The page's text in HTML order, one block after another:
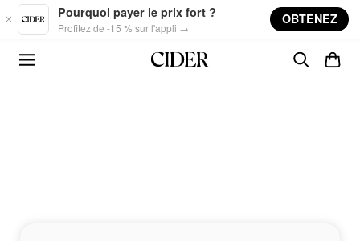
Skip to main content
Pourquoi payer le prix fort ?
Profitez de -15 % sur l'appli →
OBTENEZ